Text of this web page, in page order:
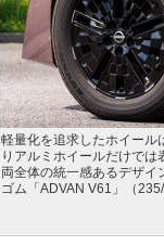
軽量化を追求したホイール
りアルミホイールだけで
両全体の統一感あるデザイ
ゴム「ADVAN V61」（